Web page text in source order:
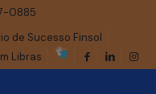
0885
de Sucesso Finsol
Libras